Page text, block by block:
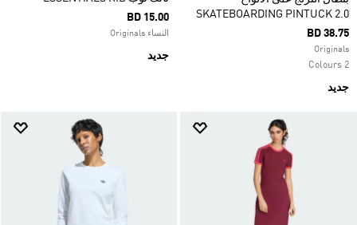
SKATEBOARDING PINTUCK 2.0
BD 38.75
Originals
2 Colours
جديد
BD 15.00
النساء Originals
جديد